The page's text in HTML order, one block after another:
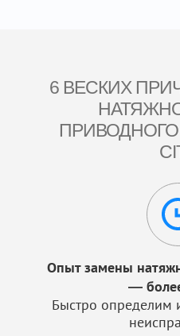
6 ВЕСКИХ
ПРИВОДНОГО
Опыт замены
—
Быстро определим